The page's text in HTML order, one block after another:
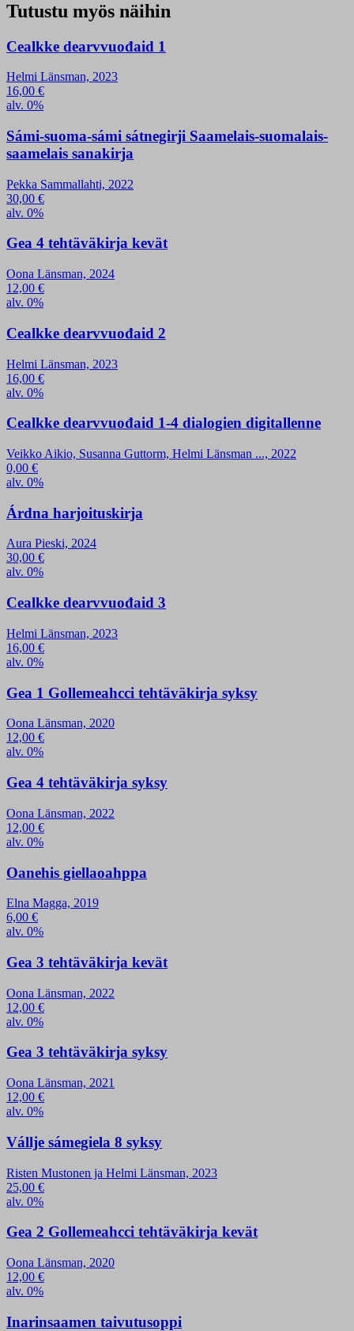
Tutustu myös näihin
Cealkke dearvvuođaid 1
Helmi Länsman, 2023
16,00 €
alv. 0%
Sámi-suoma-sámi sátnegirji Saamelais-suomalais-
saamelais sanakirja
Pekka Sammallahti, 2022
30,00 €
alv. 0%
Gea 4 tehtäväkirja kevät
Oona Länsman, 2024
12,00 €
alv. 0%
Cealkke dearvvuođaid 2
Helmi Länsman, 2023
16,00 €
alv. 0%
Cealkke dearvvuođaid 1-4 dialogien digitallenne
Veikko Aikio, Susanna Guttorm, Helmi Länsman ..., 2022
0,00 €
alv. 0%
Árdna harjoituskirja
Aura Pieski, 2024
30,00 €
alv. 0%
Cealkke dearvvuođaid 3
Helmi Länsman, 2023
16,00 €
alv. 0%
Gea 1 Gollemeahcci tehtäväkirja syksy
Oona Länsman, 2020
12,00 €
alv. 0%
Gea 4 tehtäväkirja syksy
Oona Länsman, 2022
12,00 €
alv. 0%
Oanehis giellaoahppa
Elna Magga, 2019
6,00 €
alv. 0%
Gea 3 tehtäväkirja kevät
Oona Länsman, 2022
12,00 €
alv. 0%
Gea 3 tehtäväkirja syksy
Oona Länsman, 2021
12,00 €
alv. 0%
Vállje sámegiela 8 syksy
Risten Mustonen ja Helmi Länsman, 2023
25,00 €
alv. 0%
Gea 2 Gollemeahcci tehtäväkirja kevät
Oona Länsman, 2020
12,00 €
alv. 0%
Inarinsaamen taivutusoppi